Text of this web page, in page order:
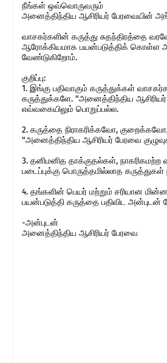
நீங்கள் ஒவ்வொருவரும்
அனைத்திந்திய ஆசிரியர் பேரவையின்
வாசகர்களின் கருத்து சுதந்திரத்தை
ஆரோக்கியமாக பயன்படுத்திக் கொள்ள
வேண்டுகிறோம்.
குறிப்பு:
1. இங்கு பதிவாகும் கருத்துக்கள்
கருத்துக்களே. "அனைத்திந்திய
எவ்வகையிலும் பொறுப்பல்ல.
2. கருத்தை நிராகரிக்கவோ,
"அனைத்திந்திய ஆசிரியர் பேரவை
3. தனிமனித தாக்குதல்கள்,
படைப்புக்கு பொருத்தமில்லாத கருத்துகள்
4. தங்களின் பெயர் மற்றும் சரியான
பயன்படுத்தி கருத்தை பதிவிட அன்புடன்
-அன்புடன்
அனைத்திந்திய ஆசிரியர் பேரவை